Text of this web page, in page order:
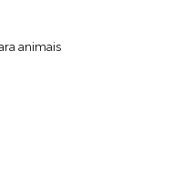
animais